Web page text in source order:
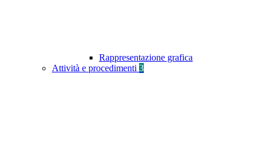
Rappresentazione grafica
Attività e procedimenti 3